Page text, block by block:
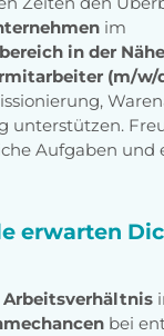
im
in der
(m/w/
unterstützen.
Aufgaben und
erwarten
bei